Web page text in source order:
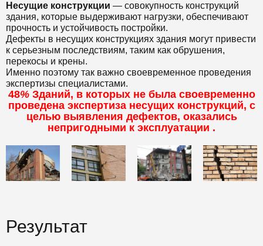
Несущие конструкции — совокупность конструкций
здания, которые выдерживают нагрузки, обеспечивают
прочность и устойчивость постройки.
Дефекты в несущих конструкциях здания могут привести
к серьезным последствиям, таким как обрушения,
перекосы и крены.
Именно поэтому так важно своевременное проведения
экспертизы специалистами.
48%Зданий, в которых не была своевременно
проведена экспертиза несущих конструкций, с
целью выявления дефектов, оказались
непригодными к эксплуатации .
Результат